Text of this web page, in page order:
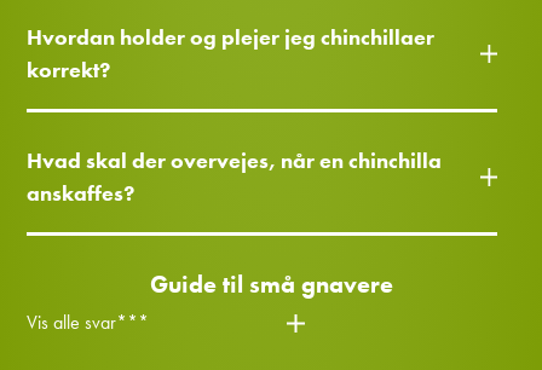
Hvordan holder og plejer jeg chinchillaer
korrekt?
Hvad skal der overvejes, når en chinchilla
anskaffes?
Guide til små gnavere
Vis alle svar***